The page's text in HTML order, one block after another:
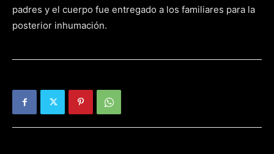
padres y el cuerpo fue entregado a los familiares para la
posterior inhumación.